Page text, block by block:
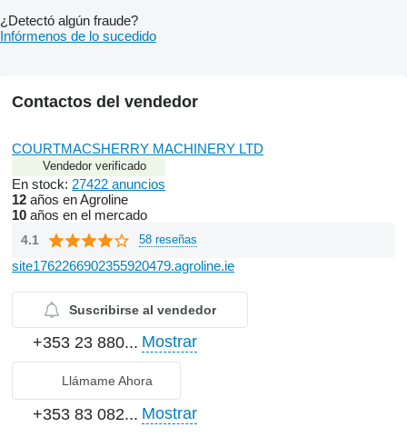
¿Detectó algún fraude?
Infórmenos de lo sucedido
Contactos del vendedor
COURTMACSHERRY MACHINERY LTD
Vendedor verificado
En stock: 27422 anuncios
12 años en Agroline
10 años en el mercado
4.1 58 reseñas
site1762266902355920479.agroline.ie
Suscribirse al vendedor
+353 23 880... Mostrar
Llámame Ahora
+353 83 082... Mostrar